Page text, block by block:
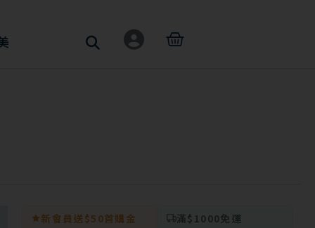
購
新會員送$50首購金 滿$1000免運